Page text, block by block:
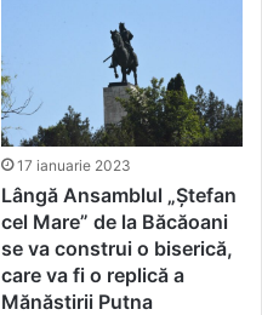
17 ianuarie 2023
Lângă Ansamblul „Ștefan
cel Mare” de la Băcăoani
se va construi o biserică,
care va fi o replică a
Mănăstirii Putna